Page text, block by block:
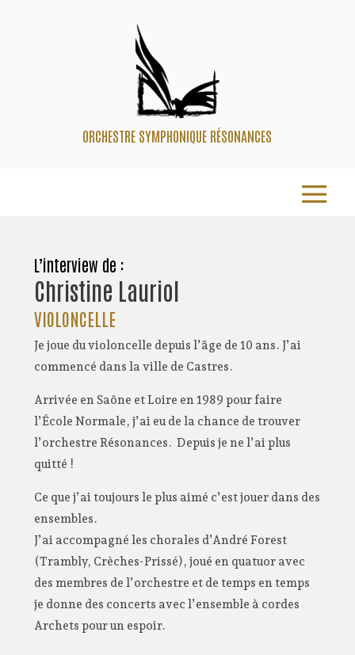
ORCHESTRE SYMPHONIQUE RÉSONANCES
L’interview de :
Christine Lauriol
VIOLONCELLE
Je joue du violoncelle depuis l’âge de 10 ans. J’ai
commencé dans la ville de Castres.
Arrivée en Saône et Loire en 1989 pour faire
l’École Normale, j’ai eu de la chance de trouver
l’orchestre Résonances. Depuis je ne l’ai plus
quitté !
Ce que j’ai toujours le plus aimé c’est jouer dans des
ensembles.
J’ai accompagné les chorales d’André Forest
(Trambly, Crèches-Prissé), joué en quatuor avec
des membres de l’orchestre et de temps en temps
je donne des concerts avec l’ensemble à cordes
Archets pour un espoir.